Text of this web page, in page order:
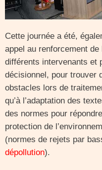
Cette journée a été,
appel au renforcement
différents intervenants et
décisionnel, pour trouver
obstacles lors de
qu’à l’adaptation des
des normes pour
protection de
(normes de rejets par
dépollution).